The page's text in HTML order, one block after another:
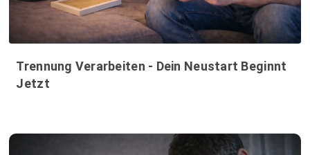
Trennung Verarbeiten - Dein Neustart Beginnt
Jetzt